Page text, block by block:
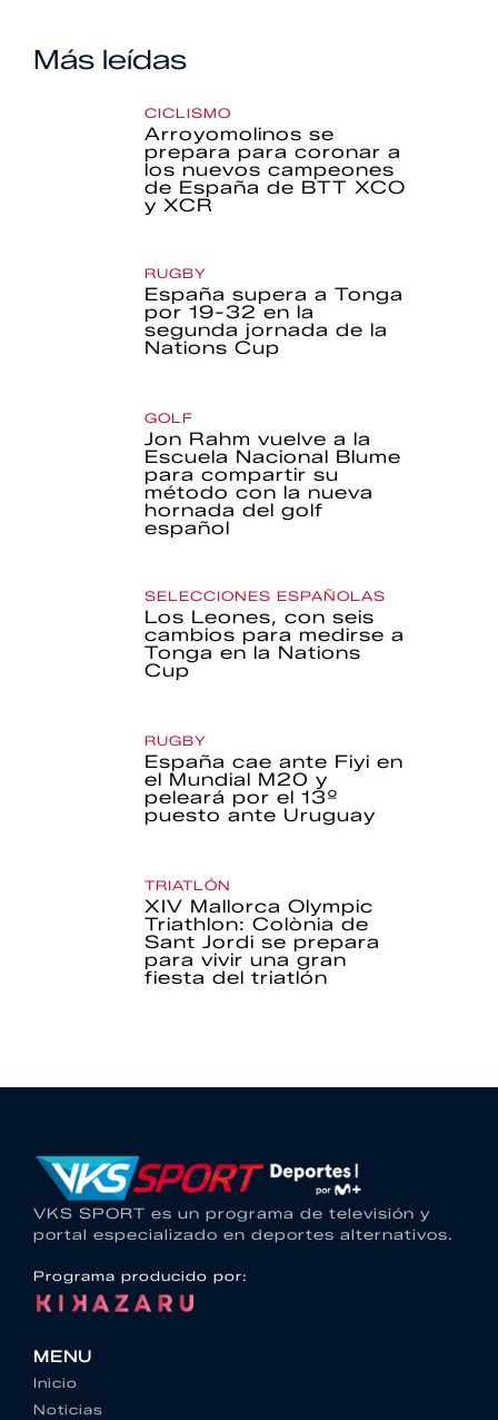
Más leídas
CICLISMO
Arroyomolinos se
prepara para coronar a
los nuevos campeones
de España de BTT XCO
y XCR
RUGBY
España supera a Tonga
por 19-32 en la
segunda jornada de la
Nations Cup
GOLF
Jon Rahm vuelve a la
Escuela Nacional Blume
para compartir su
método con la nueva
hornada del golf
español
SELECCIONES ESPAÑOLAS
Los Leones, con seis
cambios para medirse a
Tonga en la Nations
Cup
RUGBY
España cae ante Fiyi en
el Mundial M20 y
peleará por el 13º
puesto ante Uruguay
TRIATLÓN
XIV Mallorca Olympic
Triathlon: Colònia de
Sant Jordi se prepara
para vivir una gran
fiesta del triatlón
VKS SPORT es un programa de televisión y
portal especializado en deportes alternativos.
Programa producido por:
MENU
Inicio
Noticias